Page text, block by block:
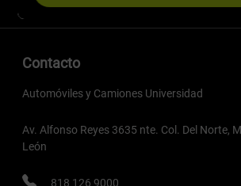
Contacto
Automóviles y Camiones Universidad
Av. Alfonso Reyes 3635 nte. Col. Del Norte,
León
818 126 9000